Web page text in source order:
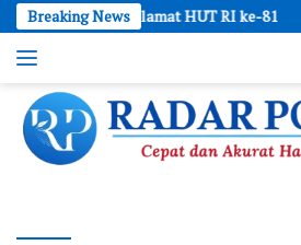
Skip
to
content
Breaking News
Selamat HUT RI ke-81
dan
Akurat
Hadirkan
Fakta